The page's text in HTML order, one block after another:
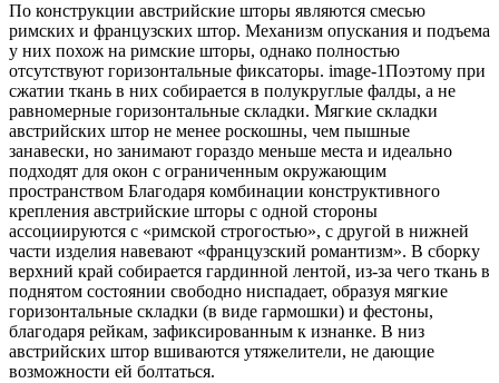
По конструкции австрийские шторы являются смесью
римских и французских штор. Механизм опускания и подъема
у них похож на римские шторы, однако полностью
отсутствуют горизонтальные фиксаторы. image-1Поэтому при
сжатии ткань в них собирается в полукруглые фалды, а не
равномерные горизонтальные складки. Мягкие складки
австрийских штор не менее роскошны, чем пышные
занавески, но занимают гораздо меньше места и идеально
подходят для окон с ограниченным окружающим
пространством Благодаря комбинации конструктивного
крепления австрийские шторы с одной стороны
ассоциируются с «римской строгостью», с другой в нижней
части изделия навевают «французский романтизм». В сборку
верхний край собирается гардинной лентой, из-за чего ткань в
поднятом состоянии свободно ниспадает, образуя мягкие
горизонтальные складки (в виде гармошки) и фестоны,
благодаря рейкам, зафиксированным к изнанке. В низ
австрийских штор вшиваются утяжелители, не дающие
возможности ей болтаться.